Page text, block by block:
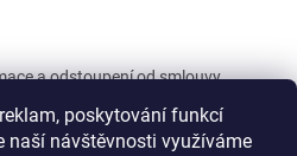
poskytování funkcí
naší návštěvnosti využíváme
a odstoupení od smlouvy